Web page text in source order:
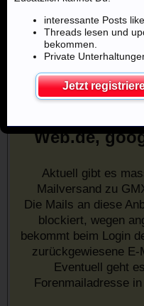
Web.de,
Aktuell gibt es
Mailversand zu
Die Mails an diese
blockiert, wegen
bekommt beim Login
zurückgewiesene
Eventuell geht
Forenmailadresse
interessante Posts
Threads lesen und
bekommen.
Private
Jetzt